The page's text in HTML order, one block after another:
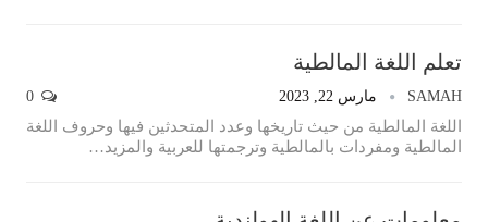
تعلم اللغة المالطية
SAMAH مارس 22, 2023
اللغة المالطية من حيث تاريخها وعدد المتحدثين فيها وحروف اللغة
المالطية ومفردات بالمالطية وترجمتها للعربية والمزيد…